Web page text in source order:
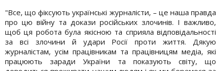
"Все, що фіксують українські журналісти, – це наша правда
про цю війну та докази російських злочинів. І важливо,
щоб ця робота була якісною та сприяла відповідальності
за всі злочини й удари Росії проти життя. Дякую
журналістам, усім працівникам та працівницям медіа, які
працюють заради України та показують світу, що